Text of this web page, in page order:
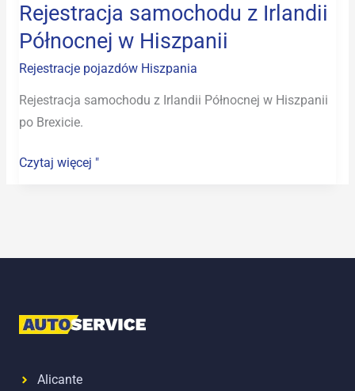
Rejestracja samochodu z Irlandii
Północnej w Hiszpanii
Rejestracje pojazdów Hiszpania
Rejestracja samochodu z Irlandii Północnej w Hiszpanii
po Brexicie.
Czytaj więcej "
Alicante